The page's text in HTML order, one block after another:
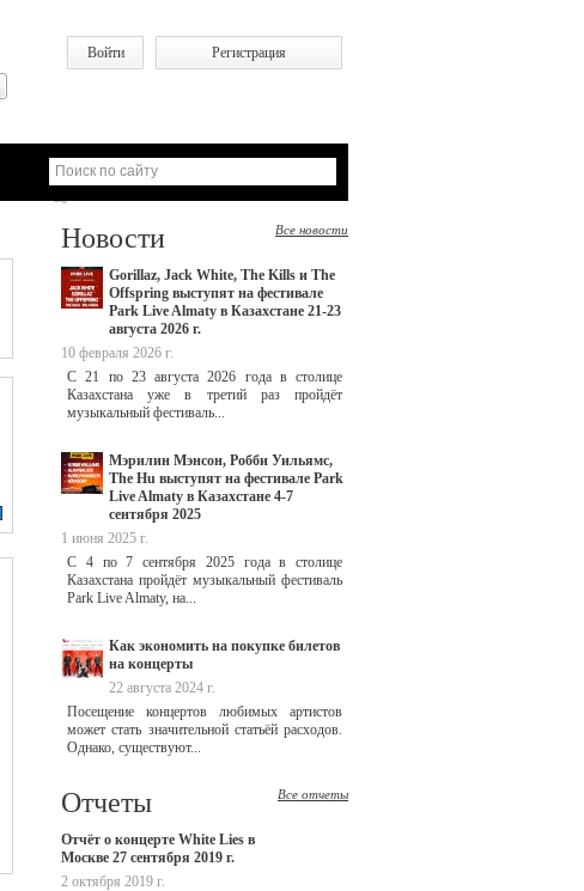
Войти
Регистрация
Новости Все новости
Gorillaz, Jack White, The Kills и The
Offspring выступят на фестивале
Park Live Almaty в Казахстане 21-23
августа 2026 г.
10 февраля 2026 г.
С 21 по 23 августа 2026 года в столице
Казахстана уже в третий раз пройдёт
музыкальный фестиваль...
Мэрилин Мэнсон, Робби Уильямс,
The Hu выступят на фестивале Park
Live Almaty в Казахстане 4-7
сентября 2025
1 июня 2025 г.
С 4 по 7 сентября 2025 года в столице
Казахстана пройдёт музыкальный фестиваль
Park Live Almaty, на...
Как экономить на покупке билетов
на концерты
22 августа 2024 г.
Посещение концертов любимых артистов
может стать значительной статьёй расходов.
Однако, существуют...
Отчеты Все отчеты
Отчёт о концерте White Lies в
Москве 27 сентября 2019 г.
2 октября 2019 г.